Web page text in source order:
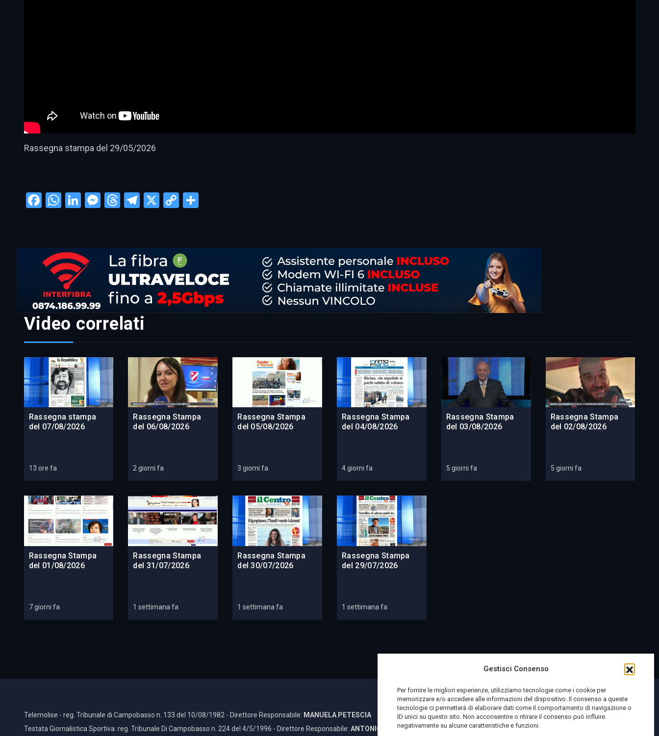
Gestisci Consenso
Per fornire le migliori esperienze, utilizziamo tecnologie come i cookie per
memorizzare e/o accedere alle informazioni del dispositivo. Il consenso a queste
tecnologie ci permetterà di elaborare dati come il comportamento di navigazione o
ID unici su questo sito. Non acconsentire o ritirare il consenso può influire
negativamente su alcune caratteristiche e funzioni.
Rassegna stampa del 29/05/2026
Facebook
WhatsApp
LinkedIn
Messenger
Threads
Telegram
X CopyCondividi
Video correlati
Rassegna stampa
del 07/08/2026
13 ore fa
Rassegna Stampa
del 06/08/2026
2 giorni fa
Rassegna Stampa
del 05/08/2026
3 giorni fa
Rassegna Stampa
del 04/08/2026
4 giorni fa
Rassegna Stampa
del 03/08/2026
5 giorni fa
Rassegna Stampa
del 02/08/2026
5 giorni fa
Rassegna Stampa
del 01/08/2026
7 giorni fa
Rassegna Stampa
del 31/07/2026
1 settimana fa
Rassegna Stampa
del 30/07/2026
1 settimana fa
Rassegna Stampa
del 29/07/2026
1 settimana fa
Telemolise - reg. Tribunale di Campobasso n. 133 del 10/08/1982 - Direttore Responsabile: MANUELA PETESCIA
Testata Giornalistica Sportiva: reg. Tribunale Di Campobasso n. 224 del 4/5/1996 - Direttore Responsabile: ANTONIO DI LALLO